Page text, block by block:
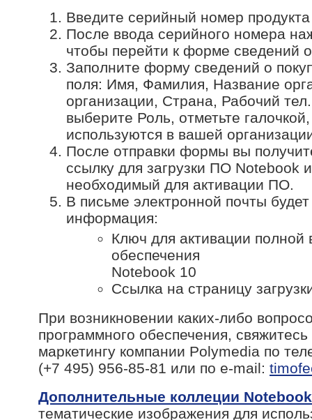
Введите серийный номер
После ввода серийного номера
чтобы перейти к форме сведений
Заполните форму сведений о
поля: Имя, Фамилия, Название
организации, Страна, Рабочий
выберите Роль, отметьте
используются в вашей
После отправки формы вы
ссылку для загрузки ПО Notebook
необходимый для активации ПО.
В письме электронной почты
информация:
Ключ для активации полной
обеспечения
Notebook 10
Ссылка на страницу
При возникновении каких-либо
программного обеспечения,
маркетингу компании Polymedia по
(+7 495) 956-85-81 или по e-mail:
Дополнительные коллеции Notebook
тематические изображения для